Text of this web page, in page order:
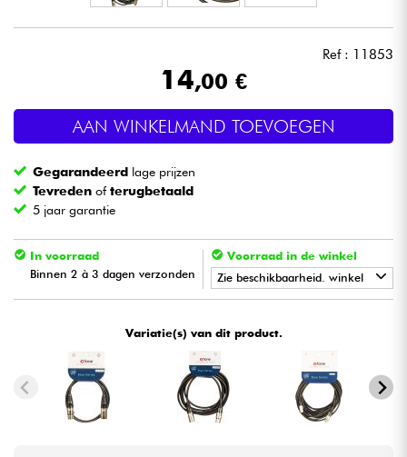
Licht
Drums & percussie
Viool & Quatuor
Kabels & toebehoren
HiFi
Ref : 11853
14,00 €
AAN WINKELMAND TOEVOEGEN
Gegarandeerd lage prijzen
Tevreden ofterugbetaald
5 jaar garantie
In voorraad
Binnen 2 à 3 dagen verzonden
Voorraad in de winkel
Zie beschikbaarheid. winkel
• BRUXELLES
• Star LILLE
Variatie(s) van dit product.